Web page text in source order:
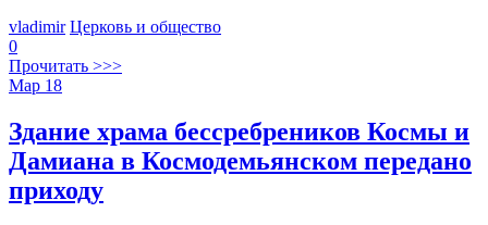
vladimir Церковь и общество
0
Прочитать >>>
Мар 18
Здание храма бессребреников Космы и
Дамиана в Космодемьянском передано
приходу